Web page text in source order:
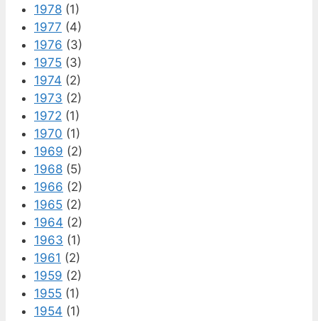
1978 (1)
1977 (4)
1976 (3)
1975 (3)
1974 (2)
1973 (2)
1972 (1)
1970 (1)
1969 (2)
1968 (5)
1966 (2)
1965 (2)
1964 (2)
1963 (1)
1961 (2)
1959 (2)
1955 (1)
1954 (1)